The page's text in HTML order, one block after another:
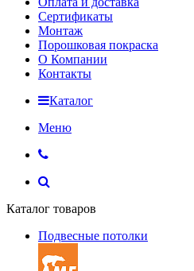
Сертификаты
Монтаж
Порошковая покраска
О Компании
Контакты
Каталог
Меню
Каталог товаров
Подвесные потолки